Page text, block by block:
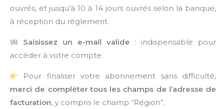
ouvrés, et jusqu’à 10 à 14 jours ouvrés selon la banque,
à réception du règlement.
Saisissez un e-mail valide : indispensable pour
accéder à votre compte.
Pour finaliser votre abonnement sans difficulté,
merci de compléter tous les champs de l’adresse de
facturation, y compris le champ “Région”.